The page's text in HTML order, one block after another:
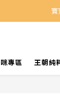
寶
專區 王朝純